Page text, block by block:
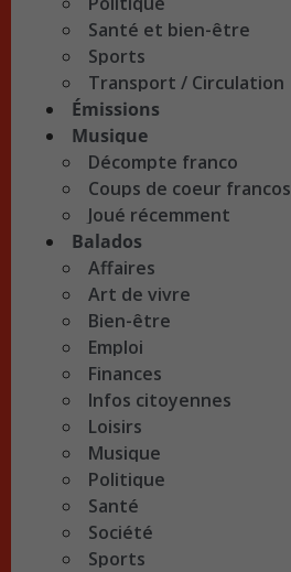
Santé et bien-être
Sports
Transport / Circulation
Émissions
Musique
Décompte franco
Coups de coeur francos
Joué récemment
Balados
Affaires
Art de vivre
Bien-être
Emploi
Finances
Infos citoyennes
Loisirs
Musique
Politique
Santé
Société
Sports